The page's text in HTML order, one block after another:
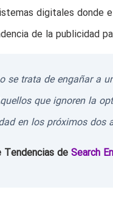
digitales donde
de la publicidad
se trata de engañar a
que ignoren la
en los próximos dos
de Search